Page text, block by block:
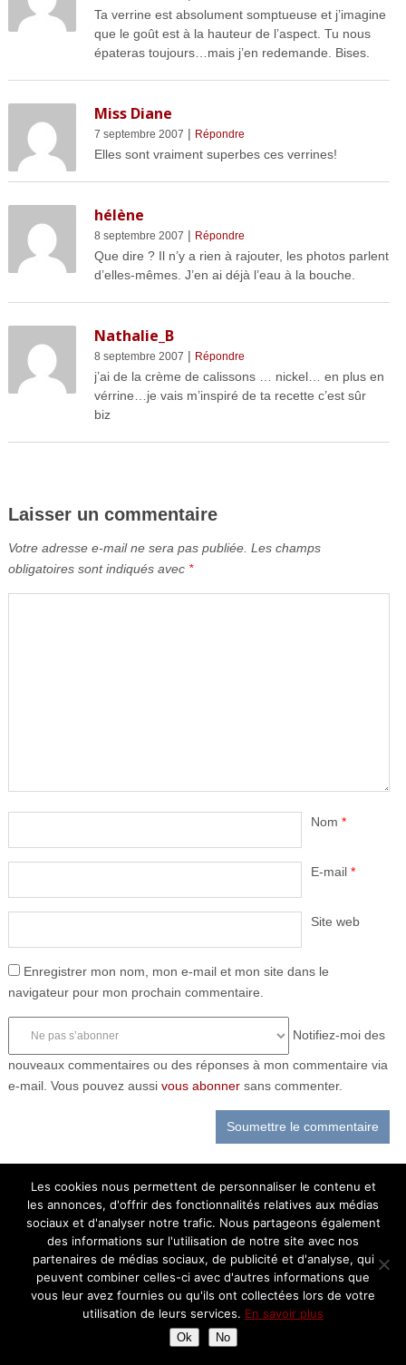
Ta verrine est absolument somptueuse et j’imagine
que le goût est à la hauteur de l’aspect. Tu nous
épateras toujours…mais j’en redemande. Bises.
Miss Diane
7 septembre 2007 | Répondre
Elles sont vraiment superbes ces verrines!
hélène
8 septembre 2007 | Répondre
Que dire ? Il n’y a rien à rajouter, les photos parlent
d’elles-mêmes. J’en ai déjà l’eau à la bouche.
Nathalie_B
8 septembre 2007 | Répondre
j’ai de la crème de calissons … nickel… en plus en
vérrine…je vais m’inspiré de ta recette c’est sûr
biz
Laisser un commentaire
Votre adresse e-mail ne sera pas publiée. Les champs
obligatoires sont indiqués avec *
Nom *
E-mail *
Site web
Enregistrer mon nom, mon e-mail et mon site dans le
navigateur pour mon prochain commentaire.
Notifiez-moi des
nouveaux commentaires ou des réponses à mon commentaire via
e-mail. Vous pouvez aussi vous abonnersans commenter.
Bienvenue sur le blog cuisine de Chantal!
Les cookies nous permettent de personnaliser le contenu et
les annonces, d'offrir des fonctionnalités relatives aux médias
sociaux et d'analyser notre trafic. Nous partageons également
des informations sur l'utilisation de notre site avec nos
partenaires de médias sociaux, de publicité et d'analyse, qui
peuvent combiner celles-ci avec d'autres informations que
vous leur avez fournies ou qu'ils ont collectées lors de votre
utilisation de leurs services. En savoir plus
Ok No